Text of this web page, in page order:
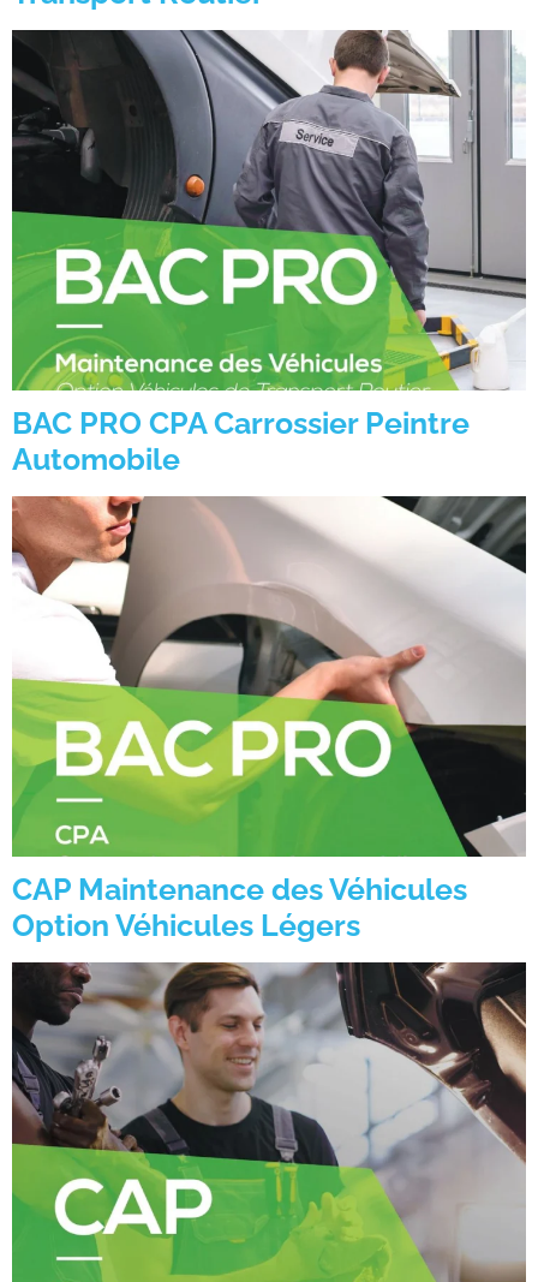
BAC PRO CPA Carrossier Peintre
Automobile
CAP Maintenance des Véhicules
Option Véhicules Légers